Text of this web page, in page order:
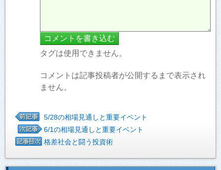
タグは使用できません。
コメントは記事投稿者が公開するまで表示され
ません。
5/28の相場見通しと重要イベント
6/1の相場見通しと重要イベント
格差社会と闘う投資術